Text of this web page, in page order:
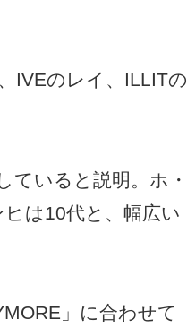
IVEのレイ、ILLITの
ていると説明。ホ・
は10代と、幅広い
」に合わせて